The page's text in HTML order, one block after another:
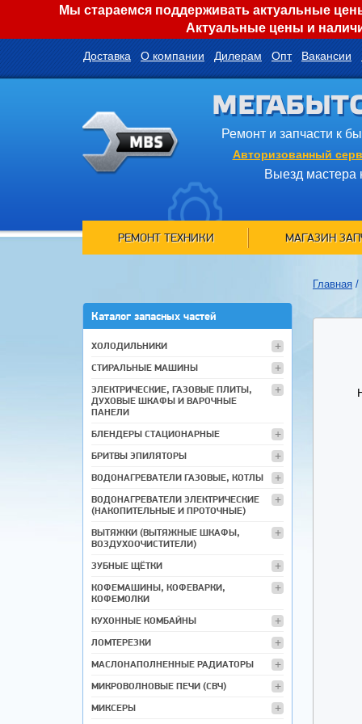
Мы стараемся поддерживать актуальные
Актуальные цены и
Доставка О компании Дилерам Опт Вакансии
Ремонт и запчасти к
Авторизованный
Выезд мастера
РЕМОНТ ТЕХНИКИ МАГАЗИН
Каталог запасных частей
ХОЛОДИЛЬНИКИ
СТИРАЛЬНЫЕ МАШИНЫ
ЭЛЕКТРИЧЕСКИЕ, ГАЗОВЫЕ ПЛИТЫ,
ДУХОВЫЕ ШКАФЫ И ВАРОЧНЫЕ
ПАНЕЛИ
БЛЕНДЕРЫ СТАЦИОНАРНЫЕ
БРИТВЫ ЭПИЛЯТОРЫ
ВОДОНАГРЕВАТЕЛИ ГАЗОВЫЕ, КОТЛЫ
ВОДОНАГРЕВАТЕЛИ ЭЛЕКТРИЧЕСКИЕ
(НАКОПИТЕЛЬНЫЕ И ПРОТОЧНЫЕ)
ВЫТЯЖКИ (ВЫТЯЖНЫЕ ШКАФЫ,
ВОЗДУХООЧИСТИТЕЛИ)
ЗУБНЫЕ ЩЁТКИ
КОФЕМАШИНЫ, КОФЕВАРКИ,
КОФЕМОЛКИ
КУХОННЫЕ КОМБАЙНЫ
ЛОМТЕРЕЗКИ
МАСЛОНАПОЛНЕННЫЕ РАДИАТОРЫ
МИКРОВОЛНОВЫЕ ПЕЧИ (СВЧ)
МИКСЕРЫ
Главная /